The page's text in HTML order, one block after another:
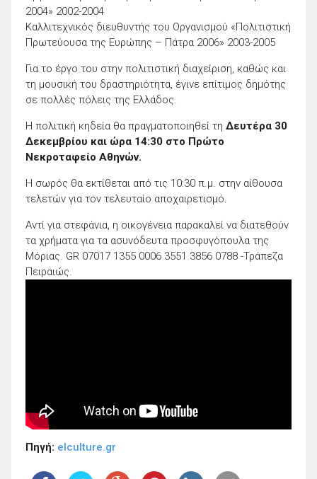
2004» 2002-2004
Καλλιτεχνικός διευθυντής του Οργανισμού «Πολιτιστική
Πρωτεύουσα της Ευρώπης – Πάτρα 2006» 2003-2005
Για το έργο του στην πολιτιστική διαχείριση, καθώς και
τη μουσική του δραστηριότητα, έγινε επίτιμος δημότης
σε πολλές πόλεις της Ελλάδος.
Η πολιτική κηδεία θα πραγματοποιηθεί τη Δευτέρα 30
Δεκεμβρίου και ώρα 14:30 στο Πρώτο
Νεκροταφείο Αθηνών.
Η σωρός θα εκτίθεται από τις 10:30 π.μ. στην αίθουσα
τελετών για τον τελευταίο αποχαιρετισμό.
Αντί για στεφάνια, η οικογένεια παρακαλεί να διατεθούν
τα χρήματα για τα ασυνόδευτα προσφυγόπουλα της
Μόριας. GR 07017 1355 0006 3551 3856 0788 -Τράπεζα
Πειραιώς.
Πηγή: elculture.gr